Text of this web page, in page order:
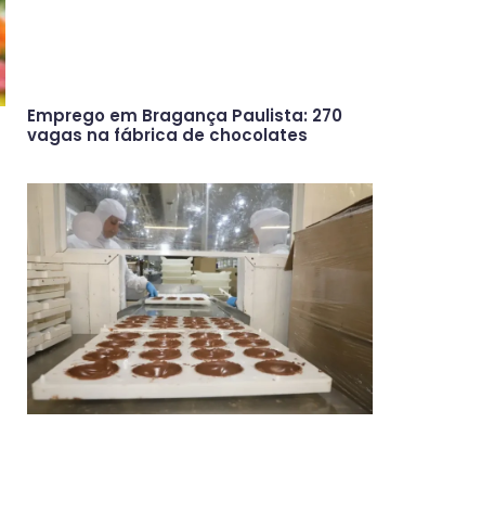
Emprego em Bragança Paulista: 270
vagas na fábrica de chocolates